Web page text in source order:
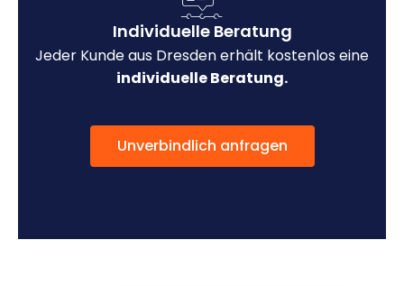
Individuelle Beratung
Jeder Kunde aus Dresden erhält kostenlos eine
individuelle Beratung.
Unverbindlich anfragen